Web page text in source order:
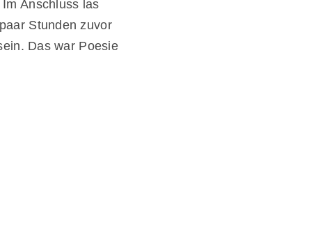
Anschluss las
Stunden zuvor
Das war Poesie